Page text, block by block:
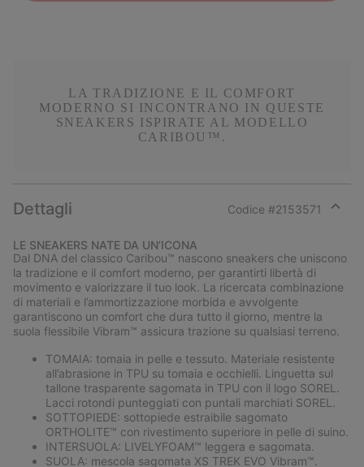
LA TRADIZIONE E IL COMFORT
MODERNO SI INCONTRANO IN QUESTE
SNEAKERS ISPIRATE AL MODELLO
CARIBOU™.
Dettagli Codice #2153571
section
LE SNEAKERS NATE DA UN’ICONA
Dal DNA del classico Caribou™ nascono sneakers che uniscono
la tradizione e il comfort moderno, per garantirti libertà di
movimento e valorizzare il tuo look. La ricercata combinazione
di materiali e l’ammortizzazione morbida e avvolgente
garantiscono un comfort che dura tutto il giorno, mentre la
suola flessibile Vibram™ assicura trazione su qualsiasi terreno.
TOMAIA: tomaia in pelle e tessuto. Materiale resistente
all’abrasione in TPU su tomaia e occhielli. Linguetta sul
tallone trasparente sagomata in TPU con il logo SOREL.
Lacci rotondi punteggiati con puntali marchiati SOREL.
SOTTOPIEDE: sottopiede estraibile sagomato
ORTHOLITE™ con rivestimento superiore in pelle di suino.
INTERSUOLA: LIVELYFOAM™ leggera e sagomata.
SUOLA: mescola sagomata XS TREK EVO Vibram™.